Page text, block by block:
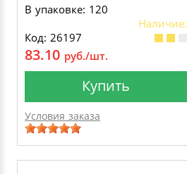
В упаковке: 120
Наличие:
Код: 26197
83.10 руб./шт.
Купить
Условия заказа